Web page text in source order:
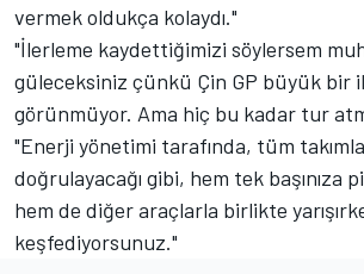
vermek oldukça kolaydı."
"İlerleme kaydettiğimizi söylersem
güleceksiniz çünkü Çin GP büyük bir
görünmüyor. Ama hiç bu kadar tur
"Enerji yönetimi tarafında, tüm
doğrulayacağı gibi, hem tek başınıza
hem de diğer araçlarla birlikte
keşfediyorsunuz."